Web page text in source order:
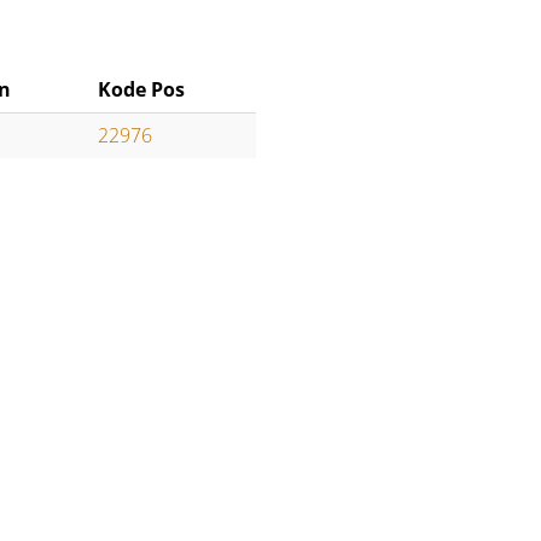
Kode Pos
22976